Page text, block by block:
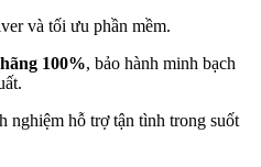
và tối ưu phần mềm.
100%, bảo hành minh bạch
nghiệm hỗ trợ tận tình trong suốt